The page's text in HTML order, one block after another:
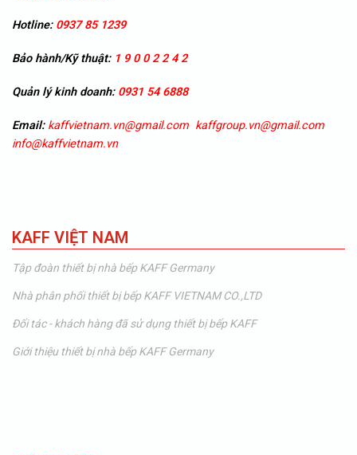
Hotline:0937 85 1239
Bảo hành/Kỹ thuật: 1 9 0 0 2 2 4 2
Quản lý kinh doanh:0931 54 6888
Email: kaffvietnam.vn@gmail.com kaffgroup.vn@gmail.com
info@kaffvietnam.vn
KAFF VIỆT NAM
Tập đoàn thiết bị nhà bếp KAFF Germany
Nhà phân phối thiết bị bếp KAFF VIETNAM CO.,LTD
Đối tác - khách hàng đã sử dụng thiết bị bếp KAFF
Giới thiệu thiết bị nhà bếp KAFF Germany